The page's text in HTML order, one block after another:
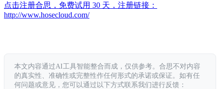
点击注册合思，免费试用 30 天，注册链接：
http://www.hosecloud.com/
本文内容通过AI工具智能整合而成，仅供参考。合思不对内容
的真实性、准确性或完整性作任何形式的承诺或保证。如有任
何问题或意见，您可以通过以下方式联系我们进行反馈：